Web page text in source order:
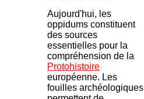
Aujourd'hui, les
oppidums constituent
des sources
essentielles pour la
compréhension de la
Protohistoire
européenne. Les
fouilles archéologiques